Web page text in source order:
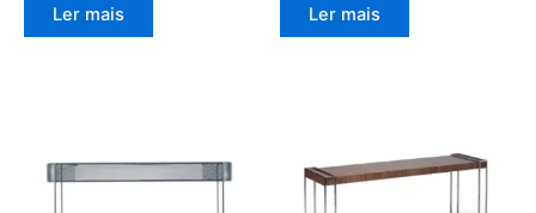
Ler mais Ler mais